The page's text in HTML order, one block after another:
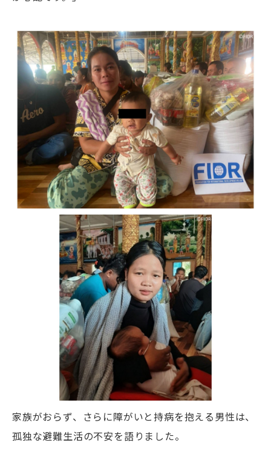
家族がおらず、さらに障がいと持病を抱える男性は、
孤独な避難生活の不安を語りました。